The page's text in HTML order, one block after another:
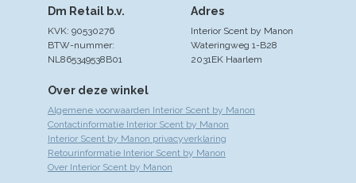
Over deze winkel
Algemene voorwaarden Interior Scent by Manon
Contactinformatie Interior Scent by Manon
Interior Scent by Manon privacyverklaring
Retourinformatie Interior Scent by Manon
Over Interior Scent by Manon
Adres
Interior Scent by Manon
Wateringweg 1-B28
2031EK Haarlem
Dm Retail b.v.
KVK: 90530276
BTW-nummer:
NL865349538B01